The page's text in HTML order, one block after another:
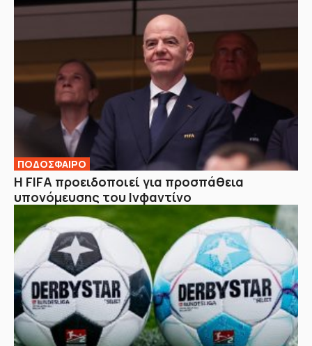
ΠΟΔΟΣΦΑΙΡΟ
Η FIFA προειδοποιεί για προσπάθεια
υπονόμευσης του Ινφαντίνο